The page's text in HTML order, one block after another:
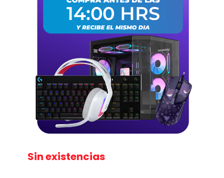
Sin existencias